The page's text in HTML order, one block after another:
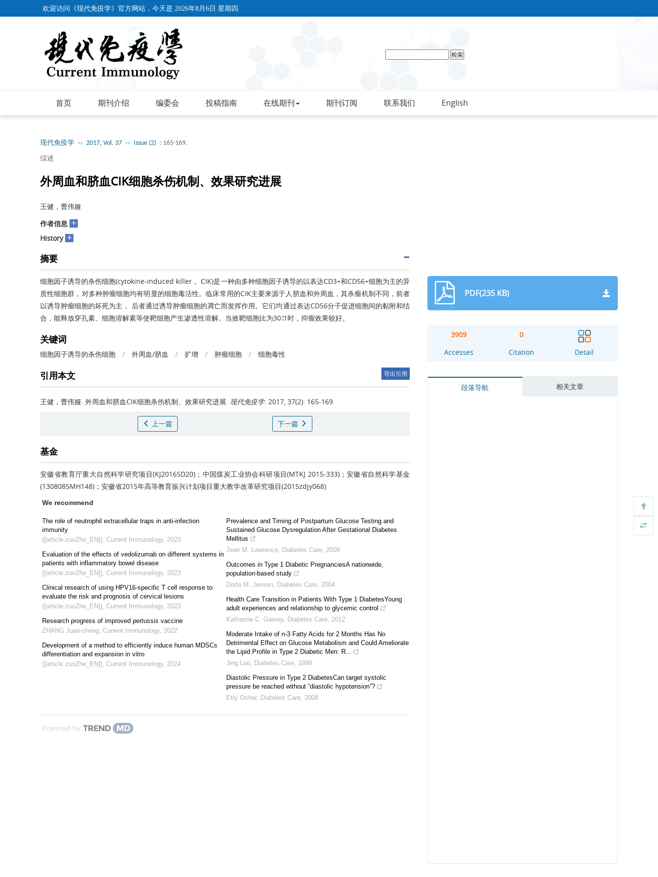
欢迎访问《现代免疫学》官方网站，今天是 2026年8月6日 星期四
首页 期刊介绍 编委会 投稿指南 在线期刊 期刊订阅 联系我们 English
现代免疫学 ›› 2017, Vol. 37 ›› Issue (2) : 165-169.
综述
外周血和脐血CIK细胞杀伤机制、效果研究进展
王健，曹伟娅
作者信息 +
History +
摘要
细胞因子诱导的杀伤细胞(cytokine-induced killer， CIK)是一种由多种细胞因子诱导的以表达CD3+和CD56+细胞为主的异
质性细胞群，对多种肿瘤细胞均有明显的细胞毒活性。临床常用的CIK主要来源于人脐血和外周血，其杀瘤机制不同，前者
以诱导肿瘤细胞的坏死为主， 后者通过诱导肿瘤细胞的凋亡而发挥作用。它们均通过表达CD56分子促进细胞间的黏附和结
合，能释放穿孔素、细胞溶解素等使靶细胞产生渗透性溶解。当效靶细胞比为30∶1时，抑瘤效果较好。
关键词
细胞因子诱导的杀伤细胞 / 外周血/脐血 / 扩增 / 肿瘤细胞 / 细胞毒性
引用本文 导出引用
王健，曹伟娅. 外周血和脐血CIK细胞杀伤机制、效果研究进展. 现代免疫学. 2017, 37(2): 165-169
上一篇 下一篇
基金
安徽省教育厅重大自然科学研究项目(KJ2016SD20)；中国煤炭工业协会科研项目(MTKJ 2015-333)；安徽省自然科学基金
(1308085MH148)；安徽省2015年高等教育振兴计划项目重大教学改革研究项目(2015zdjy068)
We recommend
The role of neutrophil extracellular traps in anti-infection
immunity
{{article.zuoZhe_EN}}, Current Immunology, 2023
Evaluation of the effects of vedolizumab on different systems in
patients with inflammatory bowel disease
{{article.zuoZhe_EN}}, Current Immunology, 2023
Clinical research of using HPV16-specific T cell response to
evaluate the risk and prognosis of cervical lesions
{{article.zuoZhe_EN}}, Current Immunology, 2023
Research progress of improved pertussis vaccine
ZHANG Juan-sheng, Current Immunology, 2022
Development of a method to efficiently induce human MDSCs
differentiation and expansion in vitro
{{article.zuoZhe_EN}}, Current Immunology, 2024
Prevalence and Timing of Postpartum Glucose Testing and
Sustained Glucose Dysregulation After Gestational Diabetes
Mellitus
Jean M. Lawrence, Diabetes Care, 2009
Outcomes in Type 1 Diabetic PregnanciesA nationwide,
population-based study
Dorte M. Jensen, Diabetes Care, 2004
Health Care Transition in Patients With Type 1 DiabetesYoung
adult experiences and relationship to glycemic control
Katharine C. Garvey, Diabetes Care, 2012
Moderate Intake of n-3 Fatty Acids for 2 Months Has No
Detrimental Effect on Glucose Metabolism and Could Ameliorate
the Lipid Profile in Type 2 Diabetic Men: R...
Jing Luo, Diabetes Care, 1998
Diastolic Pressure in Type 2 DiabetesCan target systolic
pressure be reached without “diastolic hypotension”?
Etty Osher, Diabetes Care, 2008
Powered by
PDF(235 KB)
3909
Accesses
0
Citation
Detail
段落导航 相关文章